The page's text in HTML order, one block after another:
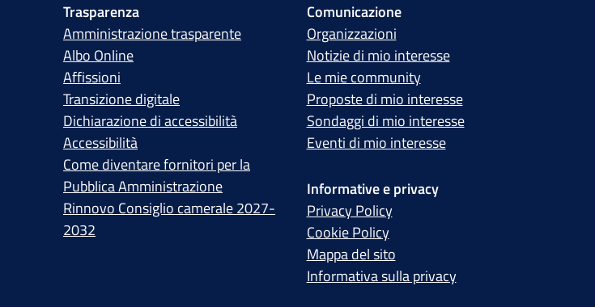
Trasparenza
Amministrazione trasparente
Albo Online
Affissioni
Transizione digitale
Dichiarazione di accessibilità
Accessibilità
Come diventare fornitori per la
Pubblica Amministrazione
Rinnovo Consiglio camerale 2027-
2032
Comunicazione
Organizzazioni
Notizie di mio interesse
Le mie community
Proposte di mio interesse
Sondaggi di mio interesse
Eventi di mio interesse
Informative e privacy
Privacy Policy
Cookie Policy
Mappa del sito
Informativa sulla privacy